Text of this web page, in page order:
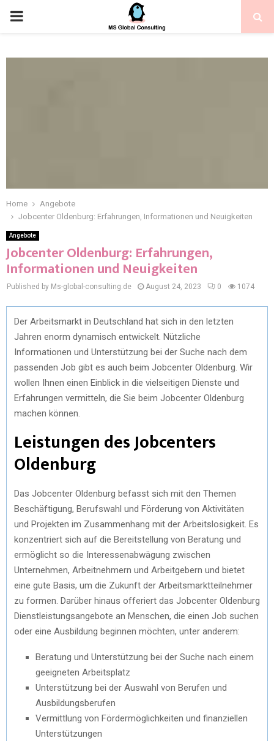
Home
Angebote
Jobcenter Oldenburg: Erfahrungen, Informationen und Neuigkeiten
Angebote
Jobcenter Oldenburg: Erfahrungen,
Informationen und Neuigkeiten
Published by Ms-global-consulting.de August 24, 2023 0 1074
Der Arbeitsmarkt in Deutschland hat sich in den letzten
Jahren enorm dynamisch entwickelt. Nützliche
Informationen und Unterstützung bei der Suche nach dem
passenden Job gibt es auch beim Jobcenter Oldenburg. Wir
wollen Ihnen einen Einblick in die vielseitigen Dienste und
Erfahrungen vermitteln, die Sie beim Jobcenter Oldenburg
machen können.
Leistungen des Jobcenters
Oldenburg
Das Jobcenter Oldenburg befasst sich mit den Themen
Beschäftigung, Berufswahl und Förderung von Aktivitäten
und Projekten im Zusammenhang mit der Arbeitslosigkeit. Es
konzentriert sich auf die Bereitstellung von Beratung und
ermöglicht so die Interessenabwägung zwischen
Unternehmen, Arbeitnehmern und Arbeitgebern und bietet
eine gute Basis, um die Zukunft der Arbeitsmarktteilnehmer
zu formen. Darüber hinaus offeriert das Jobcenter Oldenburg
Dienstleistungsangebote an Menschen, die einen Job suchen
oder eine Ausbildung beginnen möchten, unter anderem:
Beratung und Unterstützung bei der Suche nach einem
geeigneten Arbeitsplatz
Unterstützung bei der Auswahl von Berufen und
Ausbildungsberufen
Vermittlung von Fördermöglichkeiten und finanziellen
Unterstützungen